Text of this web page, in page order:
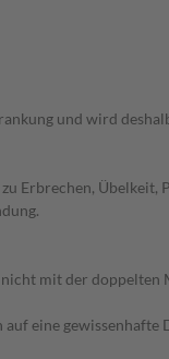
und wird
Erbrechen,
nicht mit der doppelten
eine